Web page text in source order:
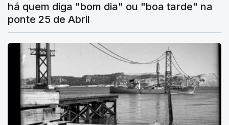
há quem diga "bom dia" ou "boa tarde" na
ponte 25 de Abril